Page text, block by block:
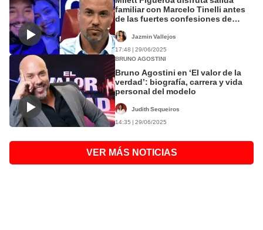
familiar con Marcelo Tinelli antes
de las fuertes confesiones de
Jazmin Vallejos
17:48 | 29/06/2025
BRUNO AGOSTINI
Bruno Agostini en ‘El valor de la
verdad’: biografía, carrera y vida
personal del modelo
Judith Sequeiros
14:35 | 29/06/2025
VER MÁS NOTICIAS